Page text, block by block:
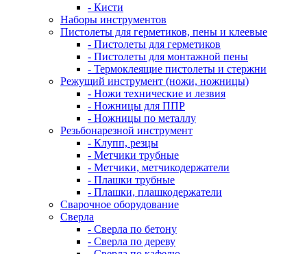
- Кисти
Наборы инструментов
Пистолеты для герметиков, пены и клеевые
- Пистолеты для герметиков
- Пистолеты для монтажной пены
- Термоклеящие пистолеты и стержни
Режущий инструмент (ножи, ножницы)
- Ножи технические и лезвия
- Ножницы для ППР
- Ножницы по металлу
Резьбонарезной инструмент
- Клупп, резцы
- Метчики трубные
- Метчики, метчикодержатели
- Плашки трубные
- Плашки, плашкодержатели
Сварочное оборудование
Сверла
- Сверла по бетону
- Сверла по дереву